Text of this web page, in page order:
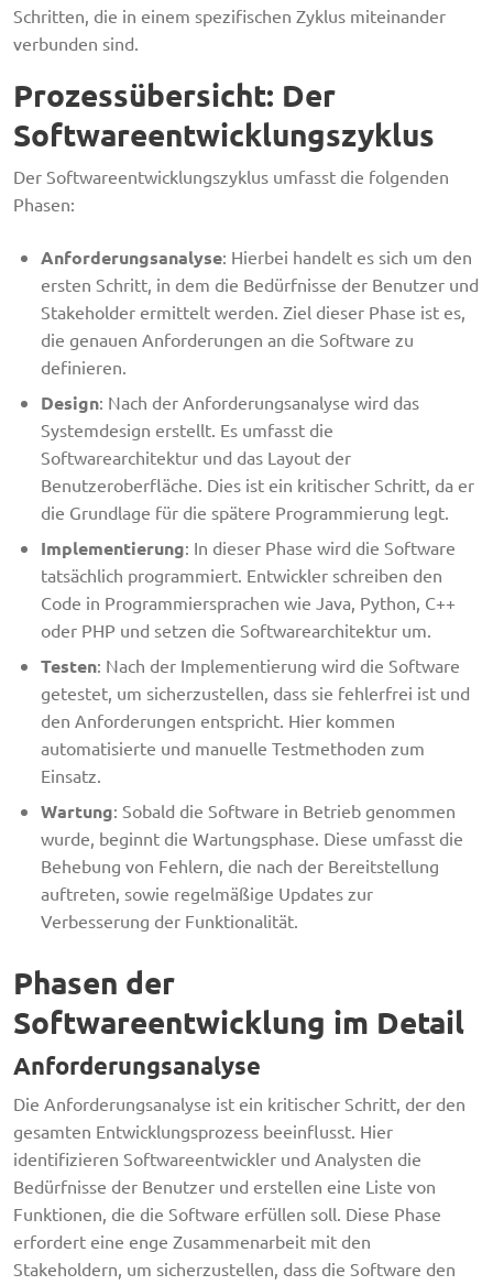
Schritten, die in einem spezifischen Zyklus miteinander
verbunden sind.
Prozessübersicht: Der
Softwareentwicklungszyklus
Der Softwareentwicklungszyklus umfasst die folgenden
Phasen:
Anforderungsanalyse: Hierbei handelt es sich um den
ersten Schritt, in dem die Bedürfnisse der Benutzer und
Stakeholder ermittelt werden. Ziel dieser Phase ist es,
die genauen Anforderungen an die Software zu
definieren.
Design: Nach der Anforderungsanalyse wird das
Systemdesign erstellt. Es umfasst die
Softwarearchitektur und das Layout der
Benutzeroberfläche. Dies ist ein kritischer Schritt, da er
die Grundlage für die spätere Programmierung legt.
Implementierung: In dieser Phase wird die Software
tatsächlich programmiert. Entwickler schreiben den
Code in Programmiersprachen wie Java, Python, C++
oder PHP und setzen die Softwarearchitektur um.
Testen: Nach der Implementierung wird die Software
getestet, um sicherzustellen, dass sie fehlerfrei ist und
den Anforderungen entspricht. Hier kommen
automatisierte und manuelle Testmethoden zum
Einsatz.
Wartung: Sobald die Software in Betrieb genommen
wurde, beginnt die Wartungsphase. Diese umfasst die
Behebung von Fehlern, die nach der Bereitstellung
auftreten, sowie regelmäßige Updates zur
Verbesserung der Funktionalität.
Phasen der
Softwareentwicklung im Detail
Anforderungsanalyse
Die Anforderungsanalyse ist ein kritischer Schritt, der den
gesamten Entwicklungsprozess beeinflusst. Hier
identifizieren Softwareentwickler und Analysten die
Bedürfnisse der Benutzer und erstellen eine Liste von
Funktionen, die die Software erfüllen soll. Diese Phase
erfordert eine enge Zusammenarbeit mit den
Stakeholdern, um sicherzustellen, dass die Software den